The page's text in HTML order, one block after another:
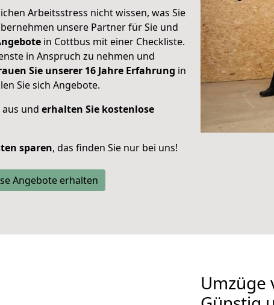
Arbeitsstress nicht wissen, was Sie
unsere Partner für Sie und
in Cottbus mit einer Checkliste.
in Anspruch zu nehmen und
Sie unserer 16 Jahre Erfahrung in
Sie sich Angebote.
und erhalten Sie kostenlose
sparen, das finden Sie nur bei uns!
Angebote erhalten
Umzüge